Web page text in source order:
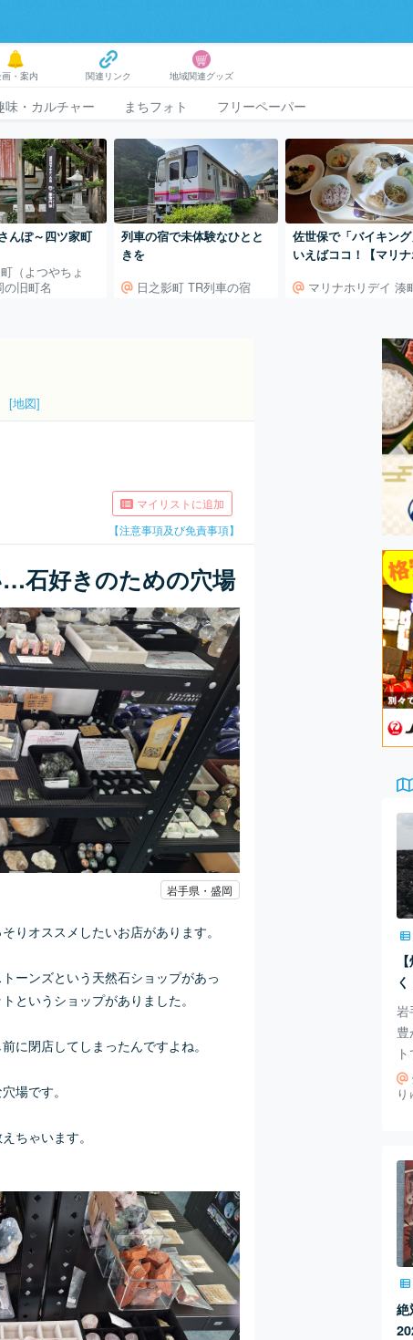
・案内 関連リンク 地域関連グッズ
味・カルチャー まちフォト フリーペーパー
んぽ～四ツ家町
（よつやちょ
の旧町名
列車の宿で未体験なひとと
きを
日之影町 TR列車の宿
佐世保で「バイキング
いえばココ！【マリ
マリナホリデイ 湊
[地図]
マイリストに追加
【注意事項及び免責事項】
石好きのための穴場
岩手県・盛岡
りオススメしたいお店があります。
ーンズという天然石ショップがあっ
というショップがありました。
に閉店してしまったんですよね。
場です。
ちゃいます。
岩
立
噴
っ
ゴ
で
い
り
絶